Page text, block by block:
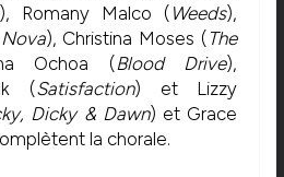
Romany Malco ( Weeds),
Nova), Christina Moses ( The
Ochoa (Blood Drive),
(Satisfaction) et Lizzy
Dicky & Dawn) et Grace
la chorale.